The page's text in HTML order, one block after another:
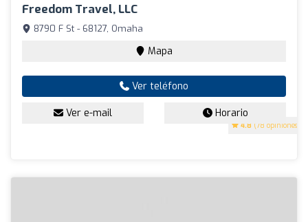
Freedom Travel, LLC
4.8 (78 opiniones)
8790 F St - 68127, Omaha
Mapa
Ver teléfono
Ver e-mail Horario